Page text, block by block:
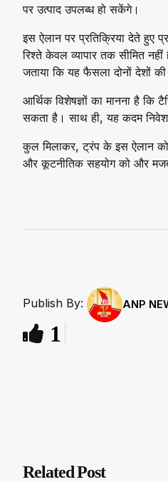
पर उत्पाद उपलब्ध हो सकेंगे।
इस ऐलान पर प्रतिक्रिया देते हुए
रिश्ते केवल व्यापार तक सीमित
जताया कि यह फैसला दोनों देशों
आर्थिक विशेषज्ञों का मानना है
सकता है। साथ ही, यह कदम
कुल मिलाकर, ट्रंप के इस ऐलान
और कूटनीतिक सहयोग को और
Publish By: ANP
1
Related Post